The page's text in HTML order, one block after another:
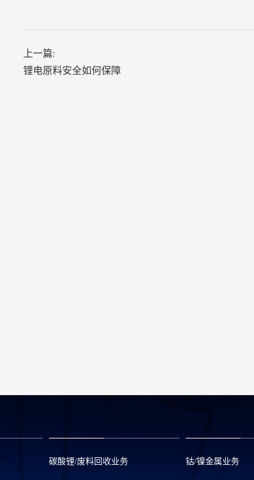
上一篇:
锂电原料安全如何保障
碳酸锂/废料回收业务 钴/镍金属业务